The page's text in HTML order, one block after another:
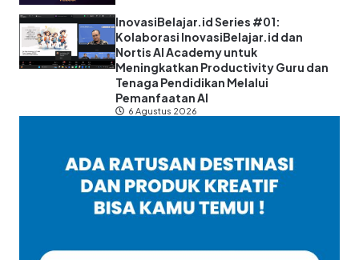
InovasiBelajar.id Series #01:
Kolaborasi InovasiBelajar.id dan
Nortis AI Academy untuk
Meningkatkan Productivity Guru dan
Tenaga Pendidikan Melalui
Pemanfaatan AI
6 Agustus 2026